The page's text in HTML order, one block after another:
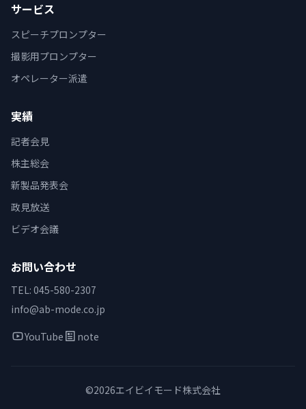
サービス
スピーチプロンプター
撮影用プロンプター
オペレーター派遣
実績
記者会見
株主総会
新製品発表会
政見放送
ビデオ会議
お問い合わせ
TEL: 045-580-2307
info@ab-mode.co.jp
YouTube
note
©2026エイビイモード株式会社